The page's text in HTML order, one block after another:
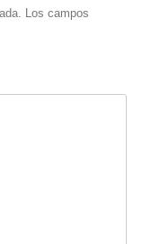
Los campos